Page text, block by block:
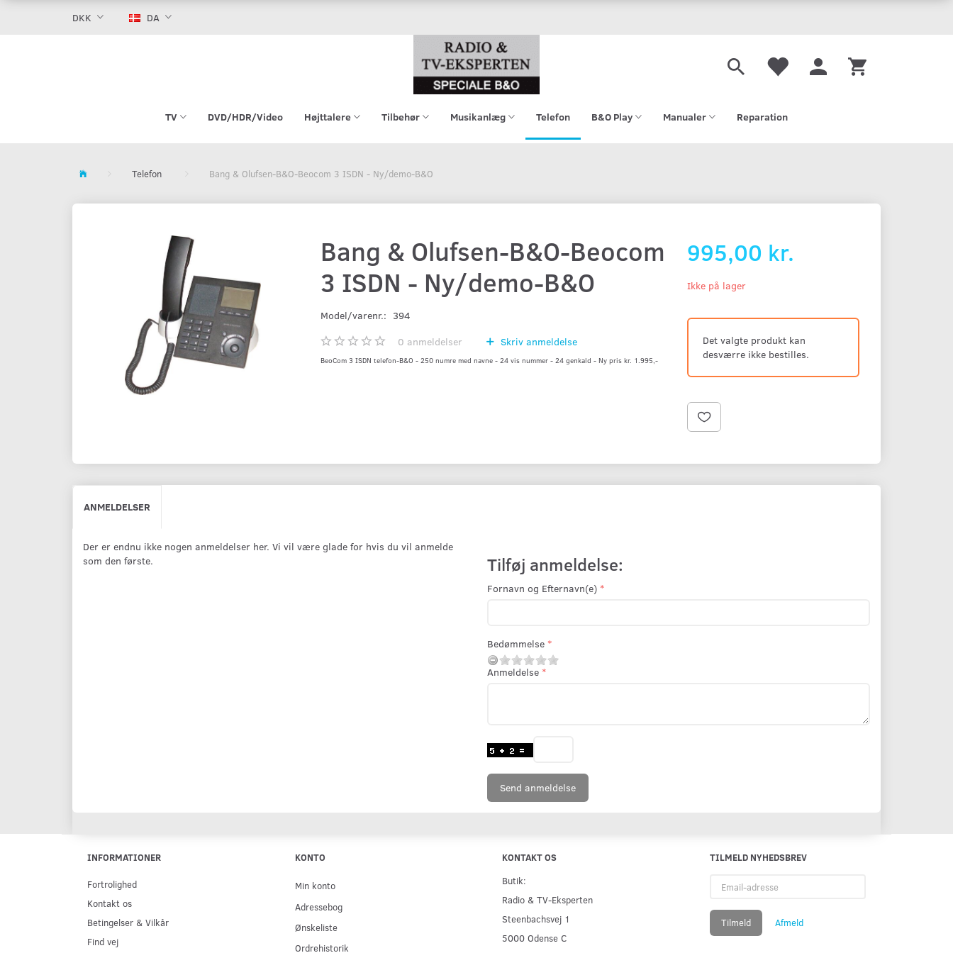
DKK DA
TV DVD/HDR/Video Højttalere Tilbehør Musikanlæg Telefon B&O Play Manualer Reparation
Telefon Bang & Olufsen-B&O-Beocom 3 ISDN - Ny/demo-B&O
Bang & Olufsen-B&O-Beocom
3 ISDN - Ny/demo-B&O
Model/varenr.: 394
0 anmeldelser Skriv anmeldelse
BeoCom 3 ISDN telefon-B&O - 250 numre med navne - 24 vis nummer - 24 genkald - Ny pris kr. 1.995,-
995,00 kr.
Ikke på lager
Det valgte produkt kan
desværre ikke bestilles.
ANMELDELSER
Der er endnu ikke nogen anmeldelser her. Vi vil være glade for hvis du vil anmelde
som den første.
Tilføj anmeldelse:
Fornavn og Efternavn(e)
Bedømmelse
Anmeldelse
Send anmeldelse
INFORMATIONER
Fortrolighed
Kontakt os
Betingelser & Vilkår
Find vej
KONTO
Min konto
Adressebog
Ønskeliste
Ordrehistorik
KONTAKT OS
Butik:
Radio & TV-Eksperten
Steenbachsvej 1
5000 Odense C
TILMELD NYHEDSBREV
adresse
Tilmeld Afmeld